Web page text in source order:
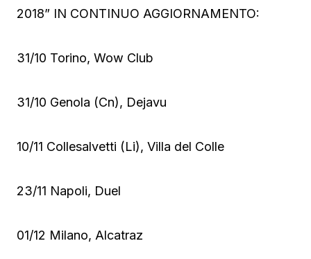
2018” IN CONTINUO AGGIORNAMENTO:
31/10 Torino, Wow Club
31/10 Genola (Cn), Dejavu
10/11 Collesalvetti (Li), Villa del Colle
23/11 Napoli, Duel
01/12 Milano, Alcatraz